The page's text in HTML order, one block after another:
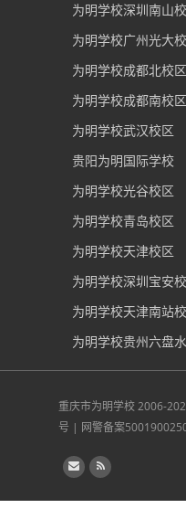
为明学校深圳南山
为明学校广州光大
为明学校成都北校区
为明学校成都南校区
为明学校武汉校区
贵阳为明国际学校
为明学校光谷校区
为明学校青岛校区
为明学校天津校区
为明学校深圳宝安
为明学校天津南站
为明学校贵州六盘
重庆市为明学校2006-
号 | 网警备案